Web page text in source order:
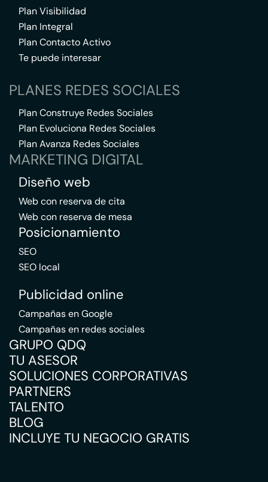
Plan Visibilidad
Plan Integral
Plan Contacto Activo
Te puede interesar
PLANES REDES SOCIALES
Plan Construye Redes Sociales
Plan Evoluciona Redes Sociales
Plan Avanza Redes Sociales
MARKETING DIGITAL
Diseño web
Web con reserva de cita
Web con reserva de mesa
Posicionamiento
SEO
SEO local
Publicidad online
Campañas en Google
Campañas en redes sociales
GRUPO QDQ
TU ASESOR
SOLUCIONES CORPORATIVAS
PARTNERS
TALENTO
BLOG
INCLUYE TU NEGOCIO GRATIS